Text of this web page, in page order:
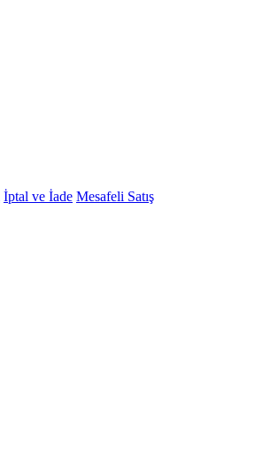
İptal ve İade Mesafeli Satış